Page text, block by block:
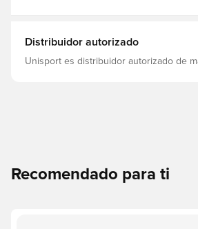
Distribuidor autorizado
Unisport es distribuidor autorizado de
Recomendado para ti